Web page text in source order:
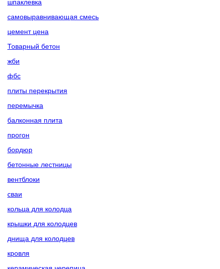
самовыравнивающая смесь
цемент цена
Товарный бетон
жби
фбс
плиты перекрытия
перемычка
балконная плита
прогон
бордюр
бетонные лестницы
вентблоки
сваи
кольца для колодца
крышки для колодцев
днища для колодцев
кровля